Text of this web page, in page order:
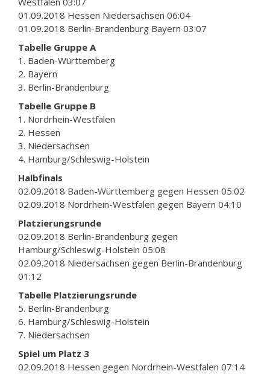
01.09.2018 Hessen Niedersachsen 06:04
01.09.2018 Berlin-Brandenburg Bayern 03:07
Tabelle Gruppe A
1. Baden-Württemberg
2. Bayern
3. Berlin-Brandenburg
Tabelle Gruppe B
1. Nordrhein-Westfalen
2. Hessen
3. Niedersachsen
4. Hamburg/Schleswig-Holstein
Halbfinals
02.09.2018 Baden-Württemberg gegen Hessen 05:02
02.09.2018 Nordrhein-Westfalen gegen Bayern 04:10
Platzierungsrunde
02.09.2018 Berlin-Brandenburg gegen
Hamburg/Schleswig-Holstein 05:08
02.09.2018 Niedersachsen gegen Berlin-Brandenburg
01:12
Tabelle Platzierungsrunde
5. Berlin-Brandenburg
6. Hamburg/Schleswig-Holstein
7. Niedersachsen
Spiel um Platz 3
02.09.2018 Hessen gegen Nordrhein-Westfalen 07:14